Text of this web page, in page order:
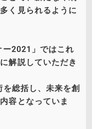
く見られるように
ー2021 」ではこれ
解説していただき
総括し、未来を創
容となっていま